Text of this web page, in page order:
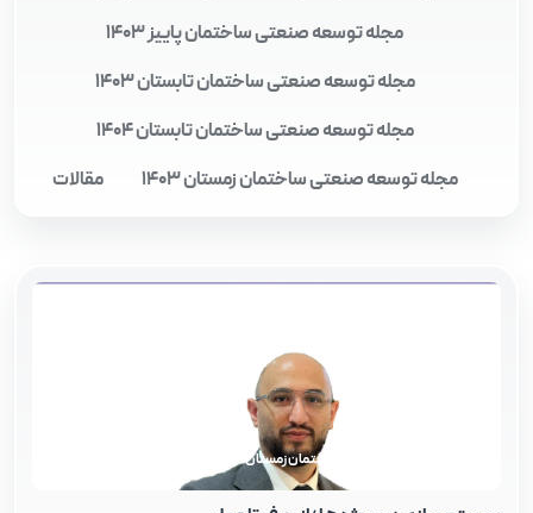
مجله توسعه صنعتی ساختمان پاییز 1403
مجله توسعه صنعتی ساختمان تابستان 1403
مجله توسعه صنعتی ساختمان تابستان 1404
مجله توسعه صنعتی ساختمان زمستان 1403
مقالات
مجله توسعه صنعتی ساختمان زمستان 1403